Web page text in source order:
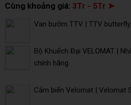
Cùng khoảng giá: 3Tr - 5Tr ➤
Van bướm TTV | TTV
Bộ Khuếch Đại VELOMAT |
chính hãng
Cảm biến Velomat | Velomat